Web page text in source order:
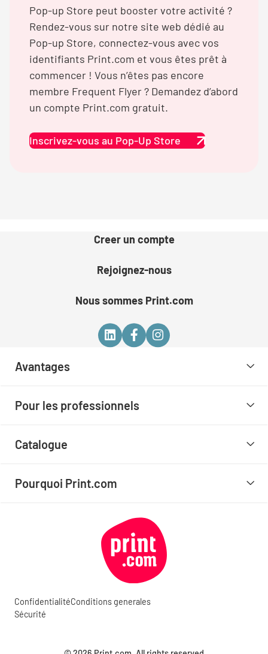
Pop-up Store peut booster votre activité ?
Rendez-vous sur notre site web dédié au
Pop-up Store, connectez-vous avec vos
identifiants Print.com et vous êtes prêt à
commencer ! Vous n’êtes pas encore
membre Frequent Flyer ? Demandez d’abord
un compte Print.com gratuit.
Inscrivez-vous au Pop-Up Store
Creer un compte
Rejoignez-nous
Nous sommes Print.com
Avantages
Pour les professionnels
Catalogue
Pourquoi Print.com
ConfidentialitéConditions generales
Sécurité